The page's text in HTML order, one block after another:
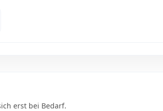
erst bei Bedarf.